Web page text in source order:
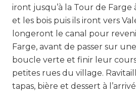
iront jusqu’à la Tour de Farge
et les bois puis ils iront vers
longeront le canal pour
Farge, avant de passer sur
boucle verte et finir leur
petites rues du village.
tapas, bière et dessert à